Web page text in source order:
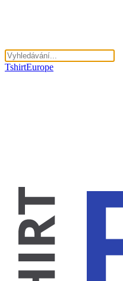
TshirtEurope